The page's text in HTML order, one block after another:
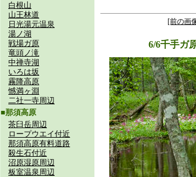
白根山
山王林道
日光湯元温泉
湯ノ湖
戦場ガ原
竜頭ノ滝
中禅寺湖
いろは坂
霧降高原
憾満ヶ淵
二社一寺周辺
■那須高原
茶臼岳周辺
ロープウエイ付近
那須高原有料道路
殺生石付近
沼原湿原周辺
板室温泉周辺
[前の画
6/6千手ガ